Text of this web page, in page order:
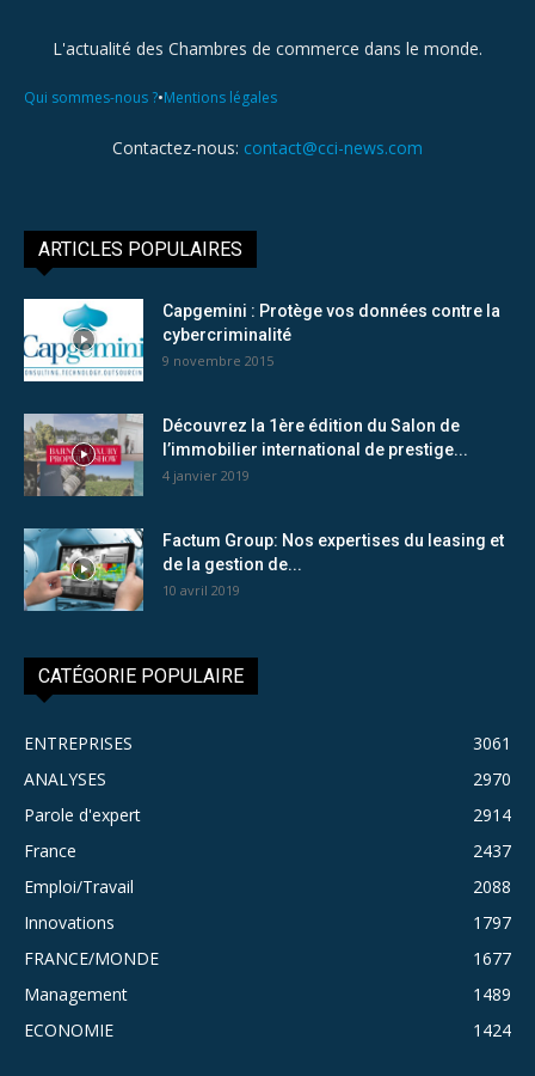
L'actualité des Chambres de commerce dans le monde.
Qui sommes-nous ?•Mentions légales
Contactez-nous: contact@cci-news.com
ARTICLES POPULAIRES
Capgemini : Protège vos données contre la
cybercriminalité
9 novembre 2015
Découvrez la 1ère édition du Salon de
l’immobilier international de prestige...
4 janvier 2019
Factum Group: Nos expertises du leasing et
de la gestion de...
10 avril 2019
CATÉGORIE POPULAIRE
ENTREPRISES
3061
ANALYSES
2970
Parole d'expert
2914
France
2437
Emploi/Travail
2088
Innovations
1797
FRANCE/MONDE
1677
Management
1489
ECONOMIE
1424